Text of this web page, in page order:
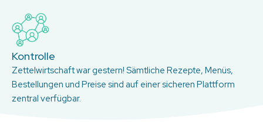
Kontrolle
Zettelwirtschaft war gestern! Sämtliche Rezepte, Menüs,
Bestellungen und Preise sind auf einer sicheren Plattform
zentral verfügbar.